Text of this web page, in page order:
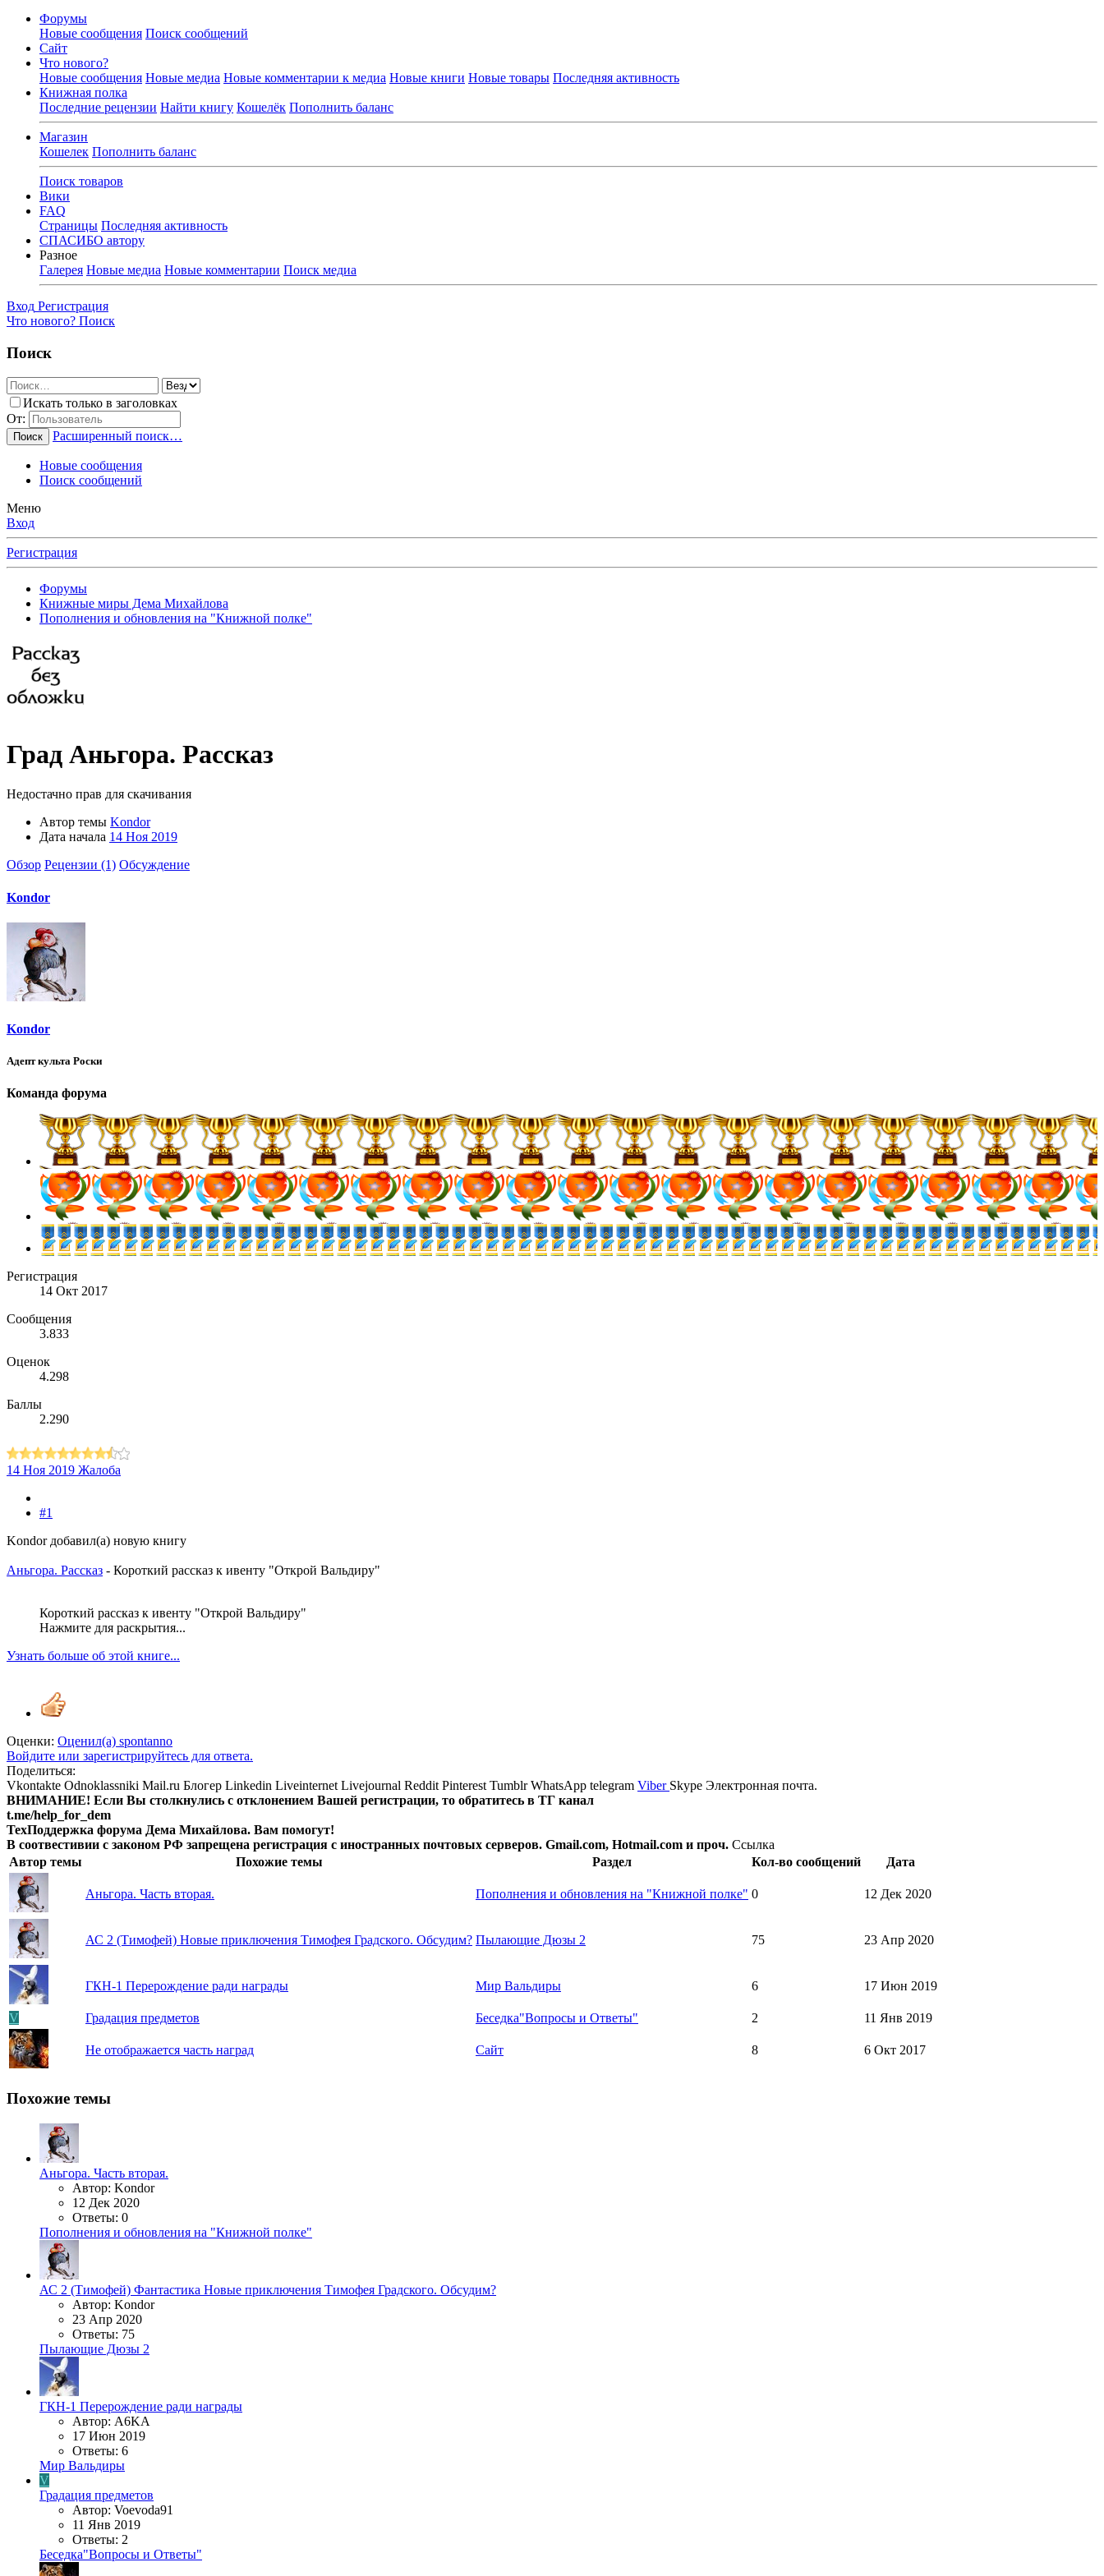
Форумы
Новые сообщения Поиск сообщений
Сайт
Что нового?
Новые сообщения Новые медиа Новые комментарии к медиа Новые книги Новые товары Последняя активность
Книжная полка
Последние рецензии Найти книгу Кошелёк Пополнить баланс
Магазин
Кошелек Пополнить баланс
Поиск товаров
Вики
FAQ
Страницы Последняя активность
СПАСИБО автору
Разное
Галерея Новые медиа Новые комментарии Поиск медиа
Вход Регистрация
Что нового? Поиск
Поиск
Искать только в заголовках
От:
Поиск Расширенный поиск…
Новые сообщения
Поиск сообщений
Меню
Вход
Регистрация
Форумы
Книжные миры Дема Михайлова
Пополнения и обновления на "Книжной полке"
Град Аньгора. Рассказ
Недостачно прав для скачивания
Автор темы Kondor
Дата начала 14 Ноя 2019
Обзор Рецензии (1) Обсуждение
Kondor
Kondor
Адепт культа Роски
Команда форума
Регистрация
14 Окт 2017
Сообщения
3.833
Оценок
4.298
Баллы
2.290
14 Ноя 2019 Жалоба
#1
Kondor добавил(а) новую книгу
Аньгора. Рассказ - Короткий рассказ к ивенту "Открой Вальдиру"
Короткий рассказ к ивенту "Открой Вальдиру"
Нажмите для раскрытия...
Узнать больше об этой книге...
Оценки: Оценил(а) spontanno
Войдите или зарегистрируйтесь для ответа.
Поделиться:
Vkontakte Odnoklassniki Mail.ru Блогер Linkedin Liveinternet Livejournal Reddit Pinterest Tumblr WhatsApp telegram Viber Skype Электронная почта.
ВНИМАНИЕ! Ecли Вы столкнулись с отклонением Вашей регистрации, то обратитесь в ТГ канал
t.me/help_for_dem
ТехПоддержка форума Дема Михайлова. Вам помогут!
В соотвестивии с законом РФ запрещена регистрация с иностранных почтовых серверов. Gmail.com, Hotmail.com и проч. Ссылка
Автор темы
Похожие темы Раздел Кол-во сообщений Дата
Аньгора. Часть вторая. Пополнения и обновления на "Книжной полке" 0 12 Дек 2020
АС 2 (Тимофей) Новые приключения Тимофея Градского. Обсудим? Пылающие Дюзы 2 75 23 Апр 2020
ГКН-1 Перерождение ради награды Мир Вальдиры 6 17 Июн 2019
V Градация предметов Беседка"Вопросы и Ответы" 2 11 Янв 2019
Не отображается часть наград Сайт 8 6 Окт 2017
Похожие темы
Аньгора. Часть вторая.
Автор: Kondor
12 Дек 2020
Ответы: 0
Пополнения и обновления на "Книжной полке"
АС 2 (Тимофей) Фантастика Новые приключения Тимофея Градского. Обсудим?
Автор: Kondor
23 Апр 2020
Ответы: 75
Пылающие Дюзы 2
ГКН-1 Перерождение ради награды
Автор: A6KA
17 Июн 2019
Ответы: 6
Мир Вальдиры
V
Градация предметов
Автор: Voevoda91
11 Янв 2019
Ответы: 2
Беседка"Вопросы и Ответы"